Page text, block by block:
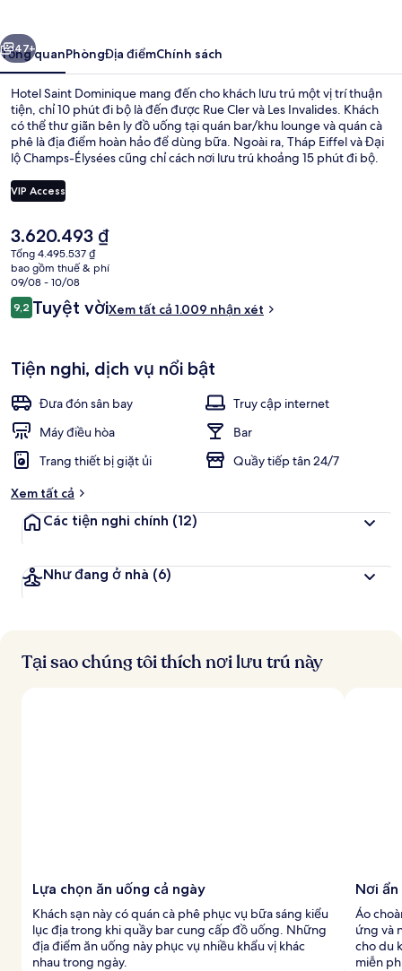
Tiếp
47+
Tổng quanPhòngĐịa điểmChính sách
Hotel Saint Dominique mang đến cho khách lưu trú một vị trí thuận
tiện, chỉ 10 phút đi bộ là đến được Rue Cler và Les Invalides. Khách
có thể thư giãn bên ly đồ uống tại quán bar/khu lounge và quán cà
phê là địa điểm hoàn hảo để dùng bữa. Ngoài ra, Tháp Eiffel và Đại
lộ Champs-Élysées cũng chỉ cách nơi lưu trú khoảng 15 phút đi bộ.
giá cao. Dịch vụ giao thông công cộng chỉ cách một quãng đi bộ
ngắn: cách Ga La Tour-Maubourg 4 phút và Ga Invalides 6 phút.
VIP Access
Giá
hiện
tại
là
3.620.493 ₫
3.620.493 ₫
Tổng 4.495.537 ₫
bao gồm thuế & phí
09/08 - 10/08
Nhận
xét
9,29,2 trên 10,
Tuyệt vờiXem tất cả 1.009 nhận xét
Tiện nghi, dịch vụ nổi bật
Đưa đón sân bay
Truy cập internet
Máy điều hòa
Bar
Trang thiết bị giặt ủi
Quầy tiếp tân 24/7
Xem tất cả
Các tiện nghi chính (12)
Như đang ở nhà (6)
Tại sao chúng tôi thích nơi lưu trú này
Lựa chọn ăn uống cả ngày
Khách sạn này có quán cà phê phục vụ bữa sáng kiểu
lục địa trong khi quầy bar cung cấp đồ uống. Những
địa điểm ăn uống này phục vụ nhiều khẩu vị khác
nhau trong ngày.
Nơi
Áo
ứng và
cho du
miễn